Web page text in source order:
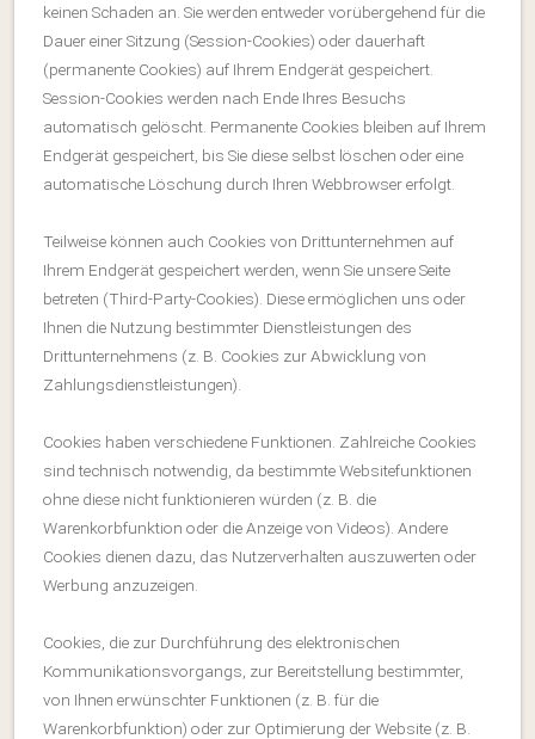
keinen Schaden an. Sie werden entweder vorübergehend für die
Dauer einer Sitzung (Session-Cookies) oder dauerhaft
(permanente Cookies) auf Ihrem Endgerät gespeichert.
Session-Cookies werden nach Ende Ihres Besuchs
automatisch gelöscht. Permanente Cookies bleiben auf Ihrem
Endgerät gespeichert, bis Sie diese selbst löschen oder eine
automatische Löschung durch Ihren Webbrowser erfolgt.
Teilweise können auch Cookies von Drittunternehmen auf
Ihrem Endgerät gespeichert werden, wenn Sie unsere Seite
betreten (Third-Party-Cookies). Diese ermöglichen uns oder
Ihnen die Nutzung bestimmter Dienstleistungen des
Drittunternehmens (z. B. Cookies zur Abwicklung von
Zahlungsdienstleistungen).
Cookies haben verschiedene Funktionen. Zahlreiche Cookies
sind technisch notwendig, da bestimmte Websitefunktionen
ohne diese nicht funktionieren würden (z. B. die
Warenkorbfunktion oder die Anzeige von Videos). Andere
Cookies dienen dazu, das Nutzerverhalten auszuwerten oder
Werbung anzuzeigen.
Cookies, die zur Durchführung des elektronischen
Kommunikationsvorgangs, zur Bereitstellung bestimmter,
von Ihnen erwünschter Funktionen (z. B. für die
Warenkorbfunktion) oder zur Optimierung der Website (z. B.